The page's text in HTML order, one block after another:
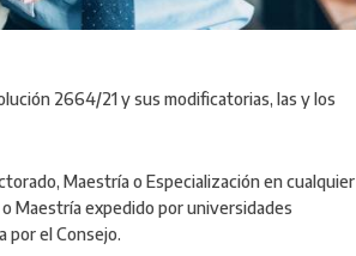
2664/21 y sus modificatorias, las y los
Maestría o Especialización en cualquier
Maestría expedido por universidades
por el Consejo.